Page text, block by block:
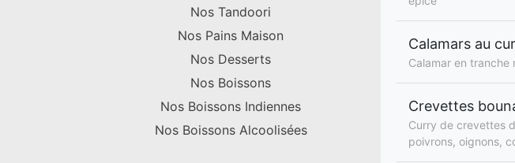
Nos Tandoori
Nos Pains Maison
Nos Desserts
Nos Boissons
Nos Boissons Indiennes
Nos Boissons Alcoolisées
Calamars au
Calamar en tranche
Crevettes
Curry de crevettes
poivrons, oignons,